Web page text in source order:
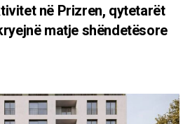
në Prizren, qytetarët
matje shëndetësore